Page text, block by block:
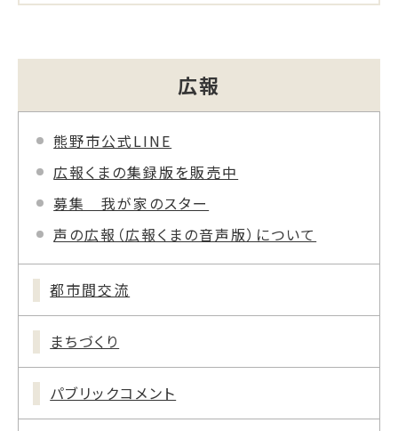
広報
熊野市公式LINE
広報くまの集録版を販売中
募集 我が家のスター
声の広報（広報くまの音声版）について
都市間交流
まちづくり
パブリックコメント